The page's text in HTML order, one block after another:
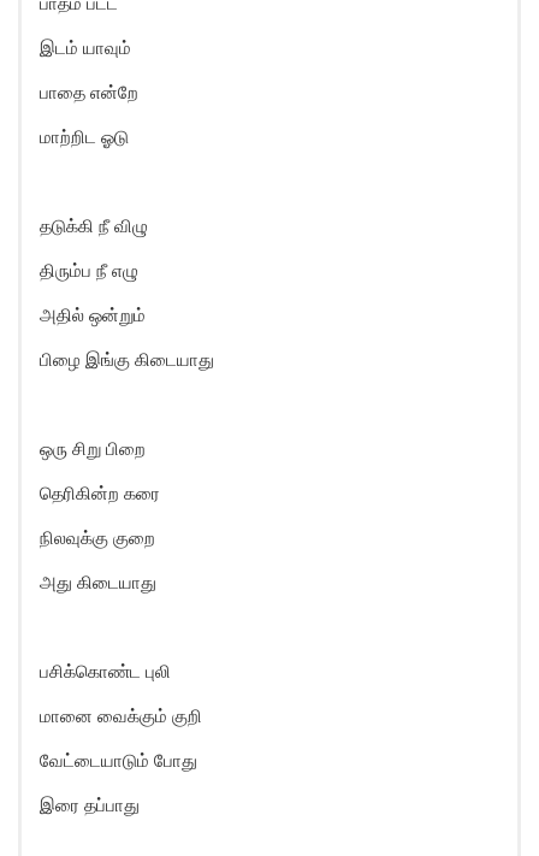
இடம் யாவும்
பாதை என்றே
மாற்றிட ஓடு
தடுக்கி நீ விழு
திரும்ப நீ எழு
அதில் ஒன்றும்
பிழை இங்கு கிடையாது
ஒரு சிறு பிறை
தெரிகின்ற கரை
நிலவுக்கு குறை
அது கிடையாது
பசிக்கொண்ட புலி
மானை வைக்கும் குறி
வேட்டையாடும் போது
இரை தப்பாது